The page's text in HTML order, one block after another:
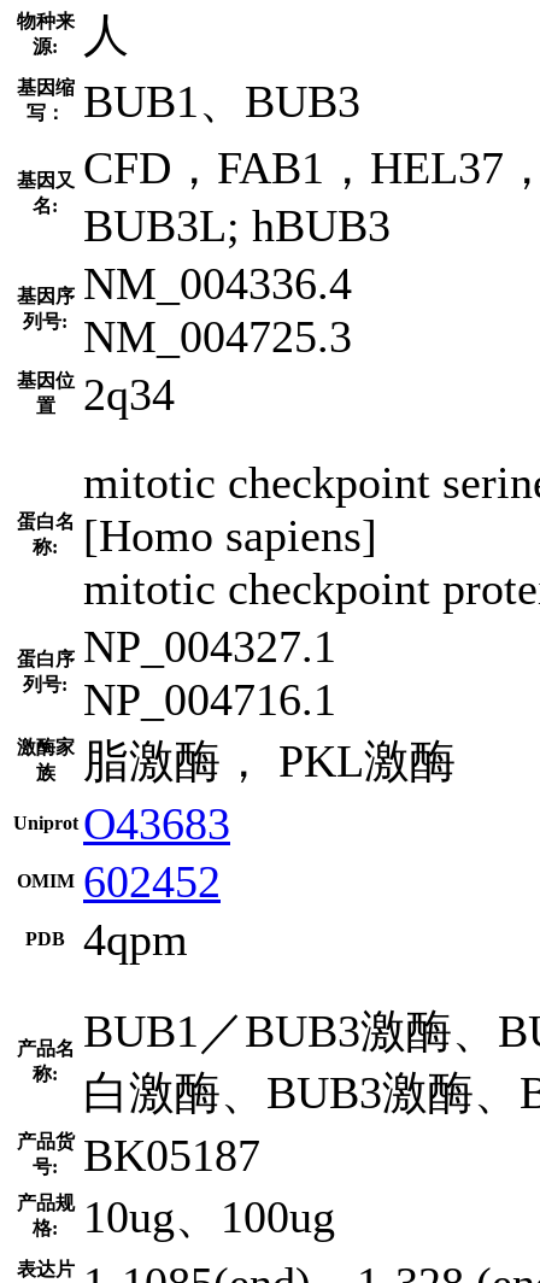
物种来
源:
人
基因缩
写：
BUB1、BUB3
基因又
名:
CFD，FAB1，HEL37
BUB3L; hBUB3
基因序
列号:
NM_004336.4
NM_004725.3
基因位
置
2q34
蛋白名
称:
mitotic checkpoint
[Homo sapiens]
mitotic checkpoint
蛋白序
列号:
NP_004327.1
NP_004716.1
激酶家
族
脂激酶， PKL激酶
Uniprot O43683
OMIM 602452
PDB 4qpm
产品名
称:
BUB1／BUB3激酶、
白激酶、BUB3激酶、
产品货
号:
BK05187
产品规
格:
10ug、100ug
表达片